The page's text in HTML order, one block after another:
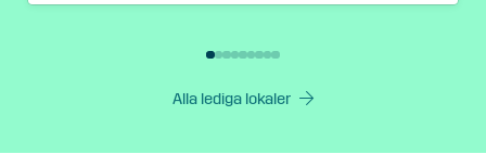
Alla lediga lokaler